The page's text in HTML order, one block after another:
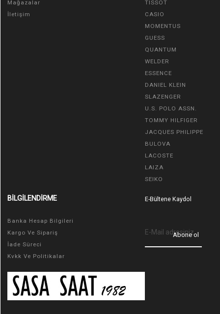
Mağazalar
İletişim
TISSOT
CASIO
MOMENTUS
GUESS
QUANTUM
WELDER
ESSENCE
DANIEL KLEIN
SLAZENGER
U.S. POLO ASSN.
TOMMY HILFIGER
JACQUES PHILIPPE
BULOVA
LACOSTE
LAIZA
SEIKO
BİLGİLENDİRME
Banka Hesap Bilgileri
Kargo Ve Sipariş
İade Süreci
Kvkk Ve Politikalar
E-Bültene Kaydol
Abone ol